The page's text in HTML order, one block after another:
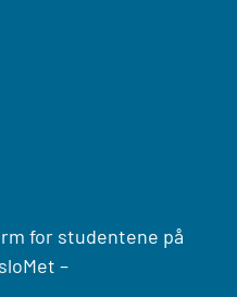
for studentene på
–